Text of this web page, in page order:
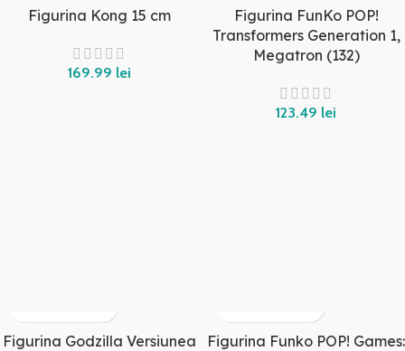
Figurina Kong 15 cm
lei
Figurina FunKo POP!
Transformers Generation 1,
Megatron (132)
lei
Figurina Godzilla Versiunea
Figurina Funko POP! Games: